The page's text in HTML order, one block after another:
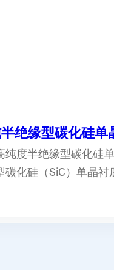
绝缘型碳化硅单
纯度半绝缘型碳化硅
碳化硅（SiC）单晶衬